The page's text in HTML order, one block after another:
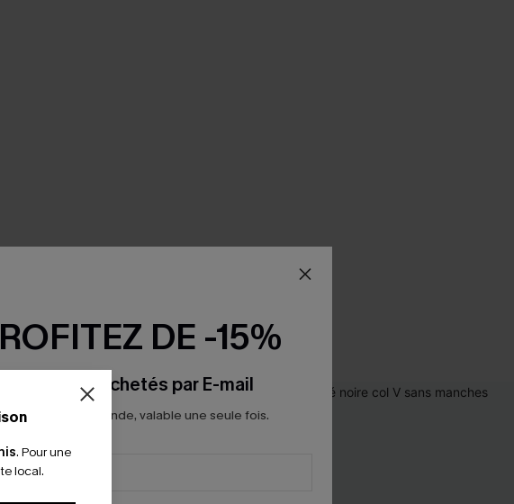
. Pour une
local.
DE -15%
-15% dès 2 Achetés par E-mail
code par commande, valable une seule fois.